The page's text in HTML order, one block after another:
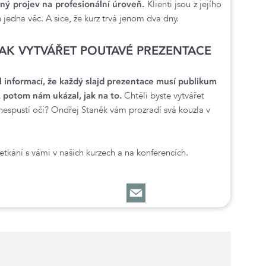
projev na profesionální úroveň. Klienti jsou z jejího
věc. A sice, že kurz trvá jenom dva dny.
VYTVÁŘET POUTAVÉ PREZENTACE
že každý slajd prezentace musí publikum
nám ukázal, jak na to. Chtěli byste vytvářet
oči? Ondřej Staněk vám prozradí svá kouzla v
s vámi v našich kurzech a na konferencích.